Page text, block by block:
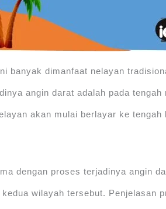
banyak dimanfaat nelayan
angin darat adalah pada tengah
akan mulai berlayar ke tengah
dengan proses terjadinya angin
wilayah tersebut. Penjelasan